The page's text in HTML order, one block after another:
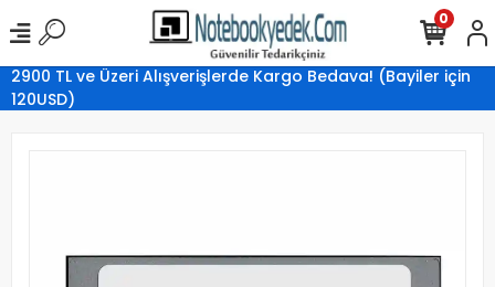
2900 TL ve Üzeri Alışverişlerde Kargo Bedava! (Bayiler için
120USD)
0